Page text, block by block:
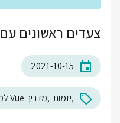
צעדים ראשונים עם Vue.JS
2021-10-15
יזמות מדריך Vue למתחילים